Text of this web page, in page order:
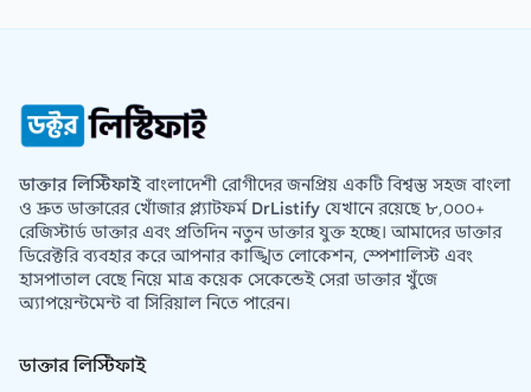
ডাক্তার লিস্টিফাইবাংলাদেশী রোগীদের জনপ্রিয় একটি বিশ্বস্ত সহজ বাংলা
ও দ্রুত ডাক্তারের খোঁজার প্ল্যাটফর্ম DrListify যেখানে রয়েছে ৮,০০০+
রেজিস্টার্ড ডাক্তার এবং প্রতিদিন নতুন ডাক্তার যুক্ত হচ্ছে। আমাদের ডাক্তার
ডিরেক্টরি ব্যবহার করে আপনার কাঙ্খিত লোকেশন, স্পেশালিস্ট এবং
হাসপাতাল বেছে নিয়ে মাত্র কয়েক সেকেন্ডেই সেরা ডাক্তার খুঁজে
অ্যাপয়েন্টমেন্ট বা সিরিয়াল নিতে পারেন।
ডাক্তার লিস্টিফাই